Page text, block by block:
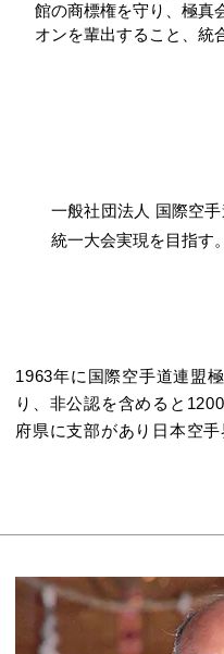
館の商標権を守り、極真
オンを輩出すること、統
一般社団法人 国際空
統一大会実現を目指す
1963年に国際空手道連盟
り、非公認を含めると
府県に支部があり日本空